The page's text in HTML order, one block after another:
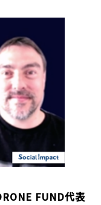
FUND代表